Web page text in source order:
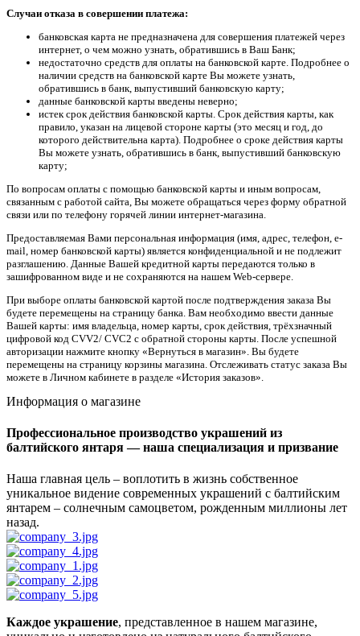
Случаи отказа в совершении платежа:
банковская карта не предназначена для совершения платежей через
интернет, о чем можно узнать, обратившись в Ваш Банк;
недостаточно средств для оплаты на банковской карте. Подробнее о
наличии средств на банковской карте Вы можете узнать,
обратившись в банк, выпустивший банковскую карту;
данные банковской карты введены неверно;
истек срок действия банковской карты. Срок действия карты, как
правило, указан на лицевой стороне карты (это месяц и год, до
которого действительна карта). Подробнее о сроке действия карты
Вы можете узнать, обратившись в банк, выпустивший банковскую
карту;
По вопросам оплаты с помощью банковской карты и иным вопросам,
связанным с работой сайта, Вы можете обращаться через форму обратной
связи или по телефону горячей линии интернет-магазина.
Предоставляемая Вами персональная информация (имя, адрес, телефон, e-
mail, номер банковской карты) является конфиденциальной и не подлежит
разглашению. Данные Вашей кредитной карты передаются только в
зашифрованном виде и не сохраняются на нашем Web-сервере.
При выборе оплаты банковской картой после подтверждения заказа Вы
будете перемещены на страницу банка. Вам необходимо ввести данные
Вашей карты: имя владельца, номер карты, срок действия, трёхзначный
цифровой код CVV2/ CVC2 с обратной стороны карты. После успешной
авторизации нажмите кнопку «Вернуться в магазин». Вы будете
перемещены на страницу корзины магазина. Отслеживать статус заказа Вы
можете в Личном кабинете в разделе «История заказов».
Информация о магазине
Профессиональное производство украшений из
балтийского янтаря — наша специализация и призвание
Наша главная цель – воплотить в жизнь собственное
уникальное видение современных украшений с балтийским
янтарем – солнечным самоцветом, рожденным миллионы лет
назад.
Каждое украшение, представленное в нашем магазине,